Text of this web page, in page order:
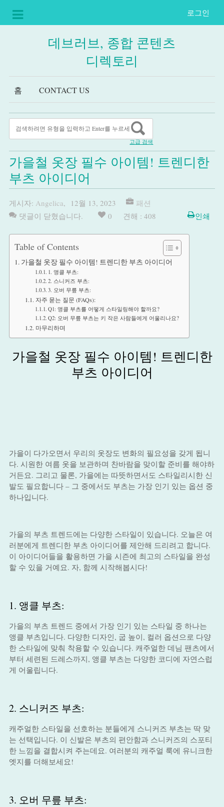
로그인
데브러브, 종합 콘텐츠
디렉토리
홈 CONTACT US
고급 검색
가을철 옷장 필수 아이템! 트렌디한
부츠 아이디어
게시자: Angelica, 12월 13, 2023
패션
댓글이 닫혔습니다.
0 견해 : 408 인쇄
Table of Contents
가을철 옷장 필수 아이템! 트렌디한 부츠 아이디어
1. 앵클 부츠:
2. 스니커즈 부츠:
3. 오버 무릎 부츠:
자주 묻는 질문 (FAQs):
Q1: 앵클 부츠를 어떻게 스타일링해야 할까요?
Q2: 오버 무릎 부츠는 키 작은 사람들에게 어울리나요?
마무리하며
가을철 옷장 필수 아이템! 트렌디한
부츠 아이디어
가을이 다가오면서 우리의 옷장도 변화의 필요성을 갖게 됩니
다. 시원한 여름 옷을 보관하며 찬바람을 맞이할 준비를 해야하
거든요. 그리고 물론, 가을에는 따뜻하면서도 스타일리시한 신
발도 필요합니다 – 그 중에서도 부츠는 가장 인기 있는 옵션 중
하나입니다.
가을의 부츠 트렌드에는 다양한 스타일이 있습니다. 오늘은 여
러분에게 트렌디한 부츠 아이디어를 제안해 드리려고 합니다.
이 아이디어들을 활용하면 가을 시즌에 최고의 스타일을 완성
할 수 있을 거예요. 자, 함께 시작해봅시다!
1. 앵클 부츠:
가을의 부츠 트렌드 중에서 가장 인기 있는 스타일 중 하나는
앵클 부츠입니다. 다양한 디자인, 굽 높이, 컬러 옵션으로 다양
한 스타일에 맞춰 착용할 수 있습니다. 캐주얼한 데님 팬츠에서
부터 세련된 드레스까지, 앵클 부츠는 다양한 코디에 자연스럽
게 어울립니다.
2. 스니커즈 부츠:
캐주얼한 스타일을 선호하는 분들에게 스니커즈 부츠는 딱 맞
는 선택입니다. 이 신발은 부츠의 편안함과 스니커즈의 스포티
한 느낌을 결합시켜 주는데요. 여러분의 캐주얼 룩에 유니크한
엣지를 더해보세요!
3. 오버 무릎 부츠: